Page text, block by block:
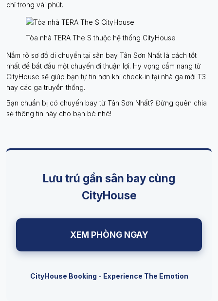
chỉ trong vài phút.
Tòa nhà TERA The S thuộc hệ thống CityHouse
Nắm rõ sơ đồ di chuyển tại sân bay Tân Sơn Nhất là cách tốt
nhất để bắt đầu một chuyến đi thuận lợi. Hy vọng cẩm nang từ
CityHouse sẽ giúp bạn tự tin hơn khi check-in tại nhà ga mới T3
hay các ga truyền thống.
Bạn chuẩn bị có chuyến bay từ Tân Sơn Nhất? Đừng quên chia
sẻ thông tin này cho bạn bè nhé!
Lưu trú gần sân bay cùng
CityHouse
XEM PHÒNG NGAY
CityHouse Booking - Experience The Emotion